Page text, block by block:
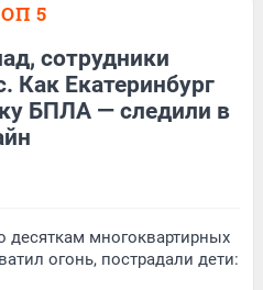
5
сотрудники
Как Екатеринбург
БПЛА — следили в
многоквартирных
огонь, пострадали дети: